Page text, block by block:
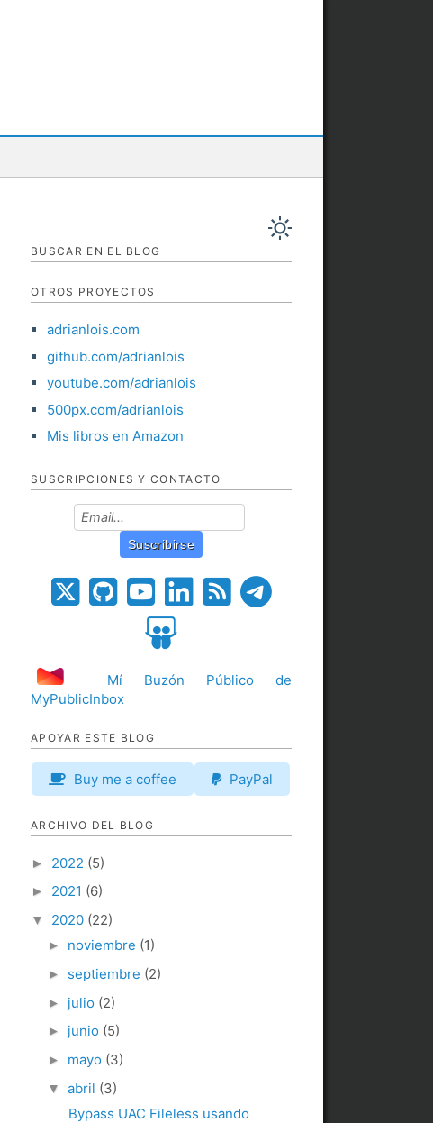
BUSCAR EN EL BLOG
OTROS PROYECTOS
adrianlois.com
github.com/adrianlois
youtube.com/adrianlois
500px.com/adrianlois
Mis libros en Amazon
SUSCRIPCIONES Y CONTACTO
Mí Buzón Público de
MyPublicInbox
APOYAR ESTE BLOG
Buy me a coffee PayPal
ARCHIVO DEL BLOG
► 2022 (5)
► 2021 (6)
▼ 2020 (22)
► noviembre (1)
► septiembre (2)
► julio (2)
► junio (5)
► mayo (3)
▼ abril (3)
Bypass UAC Fileless usando